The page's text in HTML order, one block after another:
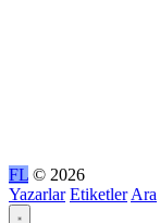
FL © 2026
Yazarlar Etiketler Ara